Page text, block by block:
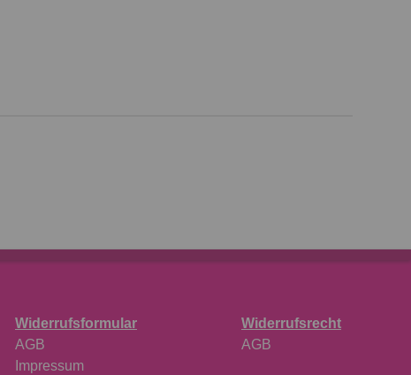
Widerrufsformular
AGB
Impressum
Widerrufsrecht
AGB